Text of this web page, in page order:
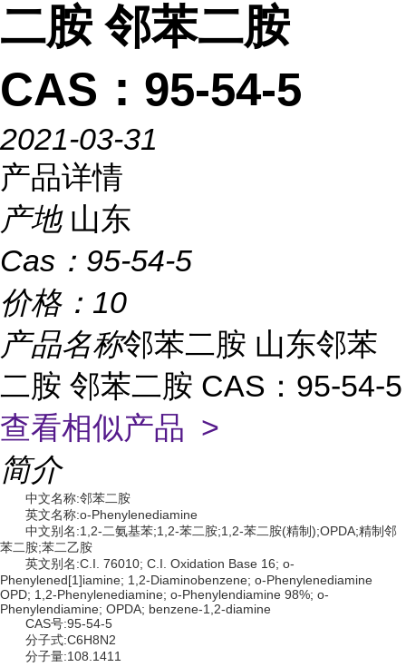
二胺 邻苯二胺
CAS：95-54-5
2021-03-31
产品详情
产地 山东
Cas： 95-54-5
价格： 10
产品名称邻苯二胺 山东邻苯
二胺 邻苯二胺 CAS：95-54-5
查看相似产品 >
简介
中文名称:邻苯二胺
英文名称:o-Phenylenediamine
中文别名:1,2-二氨基苯;1,2-苯二胺;1,2-苯二胺(精制);OPDA;精制邻
苯二胺;苯二乙胺
英文别名:C.I. 76010; C.I. Oxidation Base 16; o-
Phenylened[1]iamine; 1,2-Diaminobenzene; o-Phenylenediamine
OPD; 1,2-Phenylenediamine; o-Phenylendiamine 98%; o-
Phenylendiamine; OPDA; benzene-1,2-diamine
CAS号:95-54-5
分子式:C6H8N2
分子量:108.1411